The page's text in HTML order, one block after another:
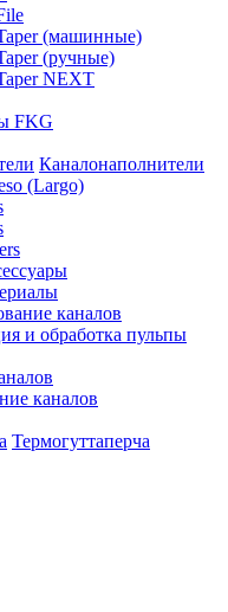
(машинные)
(ручные)
NEXT
FKG
Каналонаполнители
(Largo)
каналов
и обработка пульпы
каналов
Термогуттаперча